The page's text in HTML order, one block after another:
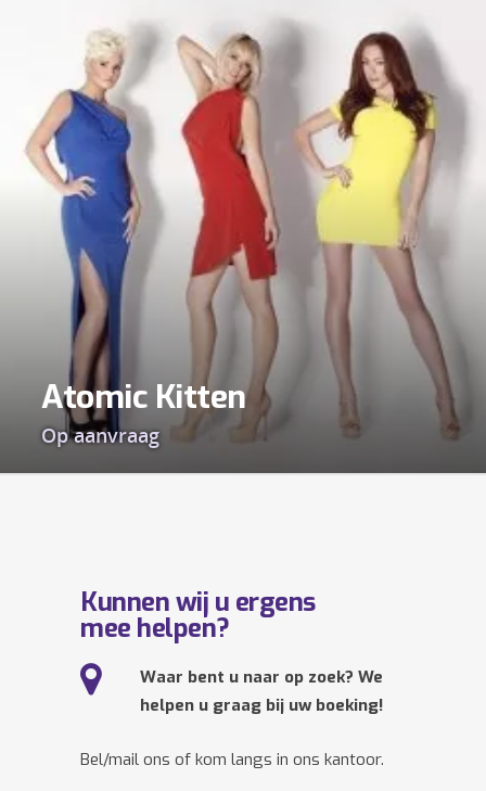
Atomic Kitten
Op aanvraag
Kunnen wij u ergens
mee helpen?
Waar bent u naar op zoek? We
helpen u graag bij uw boeking!
Bel/mail ons of kom langs in ons kantoor.